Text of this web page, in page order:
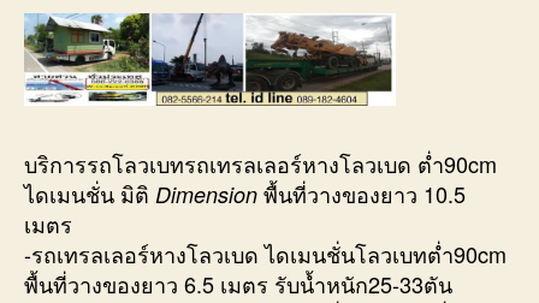
บริการรถโลวเบทรถเทรลเลอร์หางโลวเบด ต่ำ90cm
ไดเมนชั่น มิติ Dimension พื้นที่วางของยาว 10.5
เมตร
-รถเทรลเลอร์หางโลวเบด ไดเมนชั่นโลวเบทต่ำ90cm
พื้นที่วางของยาว 6.5 เมตร รับน้ำหนัก25-33ตัน